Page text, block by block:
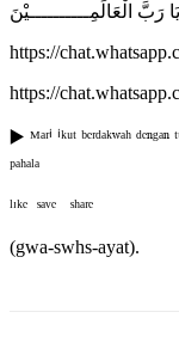
يَا رَبَّ الْعَالَمِــــــــــيْنَ
https://
https://
▶️ ᴹᵃʳⁱ ⁱᵏᵘᵗ ᵇᵉʳᵈᵃᵏʷᵃʰ ᵈᵉⁿᵍᵃⁿ
ᵖᵃʰᵃˡᵃ
ˡᶦᵏᵉ ˢᵃᵛᵉ ˢʰᵃʳᵉ
(gwa-swhs-ayat).